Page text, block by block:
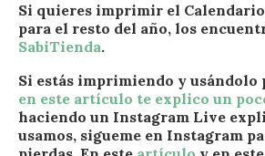
Si quieres imprimir el
para el resto del año, los
SabiTienda.
Si estás imprimiendo y usándolo
en este artículo te explico un
haciendo un Instagram Live
usamos, sigueme en Instagram